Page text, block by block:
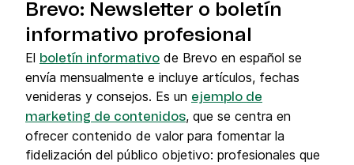
Brevo: Newsletter o boletín
informativo profesional
El boletín informativo de Brevo en español se
envía mensualmente e incluye artículos, fechas
venideras y consejos. Es un ejemplo de
marketing de contenidos, que se centra en
ofrecer contenido de valor para fomentar la
fidelización del público objetivo: profesionales que